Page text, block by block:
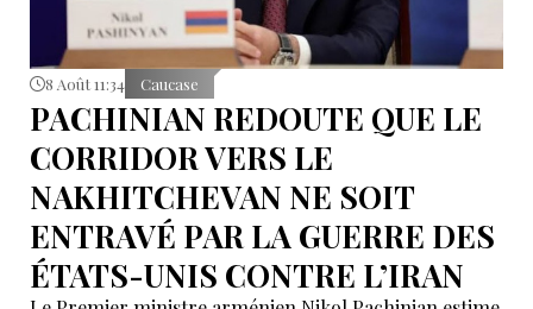
8 Août 11:34 Caucase
PACHINIAN REDOUTE QUE LE
CORRIDOR VERS LE
NAKHITCHEVAN NE SOIT
ENTRAVÉ PAR LA GUERRE DES
ÉTATS-UNIS CONTRE L’IRAN